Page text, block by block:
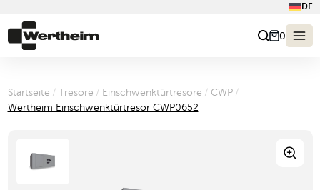
DE
0
Startseite / Tresore / Einschwenktürtresore / CWP /
Wertheim Einschwenktürtresor CWP0652